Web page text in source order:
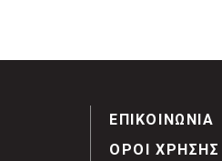
ΕΠΙΚΟΙΝΩΝΙΑ
ΟΡΟΙ ΧΡΗΣΗΣ